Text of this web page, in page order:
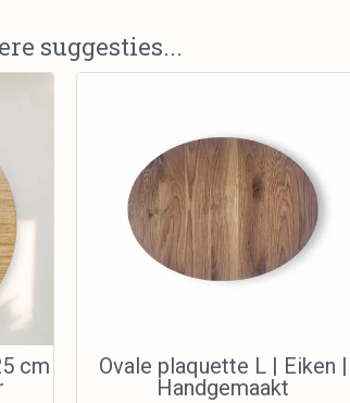
suggesties...
cm
Ovale plaquette L | Eiken |
Handgemaakt